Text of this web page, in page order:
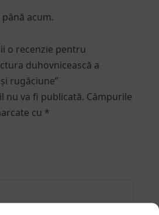
acum.
o recenzie pentru
duhovnicească a
rugăciune”
nu va fi publicată. Câmpurile
cu *